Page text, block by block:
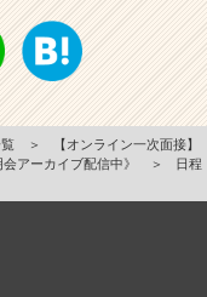
＞
【オンライン一次面接】
アーカイブ配信中》
＞
日程